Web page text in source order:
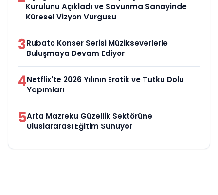
Kurulunu Açıkladı ve Savunma Sanayinde
Küresel Vizyon Vurgusu
3Rubato Konser Serisi Müzikseverlerle
Buluşmaya Devam Ediyor
4Netflix'te 2026 Yılının Erotik ve Tutku Dolu
Yapımları
5Arta Mazreku Güzellik Sektörüne
Uluslararası Eğitim Sunuyor